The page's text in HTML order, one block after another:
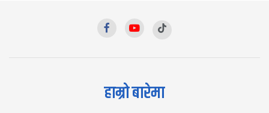
हाम्रो बारेमा